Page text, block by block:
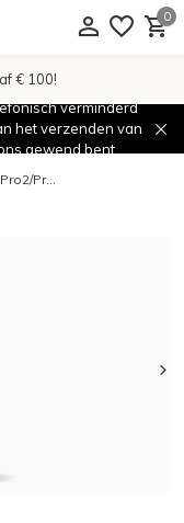
0
€ 100!
verminderd
het verzenden van
gewend bent.
Pr...